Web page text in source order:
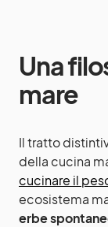
Una
mare
Il tratto
della cucina
cucinare il
ecosistema
erbe